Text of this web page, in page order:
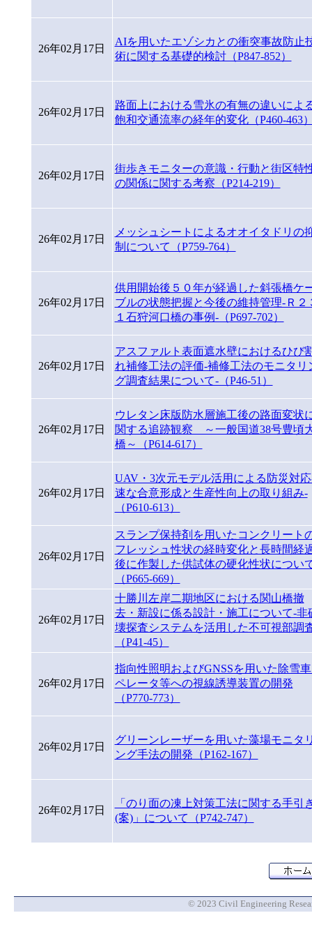
26年02月17日
AIを用いたエゾシカとの衝突事故防止
術に関する基礎的検討（P847-852）
26年02月17日
路面上における雪氷の有無の違いによ
飽和交通流率の経年的変化（P460-463
26年02月17日
街歩きモニターの意識・行動と街区特
の関係に関する考察（P214-219）
26年02月17日
メッシュシートによるオオイタドリの
制について（P759-764）
26年02月17日
供用開始後５０年が経過した斜張橋ケ
ブルの状態把握と今後の維持管理-Ｒ２
１石狩河口橋の事例-（P697-702）
26年02月17日
アスファルト表面遮水壁におけるひび
れ補修工法の評価-補修工法のモニタリ
グ調査結果について-（P46-51）
26年02月17日
ウレタン床版防水層施工後の路面変状
関する追跡観察 ～一般国道38号豊頃
橋～（P614-617）
26年02月17日
UAV・3次元モデル活用による防災対
速な合意形成と生産性向上の取り組み-
（P610-613）
26年02月17日
スランプ保持剤を用いたコンクリート
フレッシュ性状の経時変化と長時間経
後に作製した供試体の硬化性状につい
（P665-669）
26年02月17日
十勝川左岸二期地区における関山橋撤
去・新設に係る設計・施工について-非
壊探査システムを活用した不可視部調
（P41-45）
26年02月17日
指向性照明およびGNSSを用いた除雪
ペレータ等への視線誘導装置の開発
（P770-773）
26年02月17日
グリーンレーザーを用いた藻場モニタ
ング手法の開発（P162-167）
26年02月17日
「のり面の凍上対策工法に関する手引
(案)」について（P742-747）
© 2023 Civil Engineering